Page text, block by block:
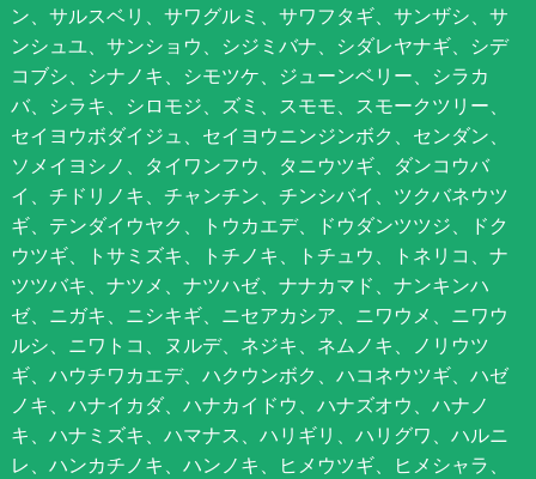
ン、サルスベリ、サワグルミ、サワフタギ、サンザシ、サ
ンシュユ、サンショウ、シジミバナ、シダレヤナギ、シデ
コブシ、シナノキ、シモツケ、ジューンベリー、シラカ
バ、シラキ、シロモジ、ズミ、スモモ、スモークツリー、
セイヨウボダイジュ、セイヨウニンジンボク、センダン、
ソメイヨシノ、タイワンフウ、タニウツギ、ダンコウバ
イ、チドリノキ、チャンチン、チンシバイ、ツクバネウツ
ギ、テンダイウヤク、トウカエデ、ドウダンツツジ、ドク
ウツギ、トサミズキ、トチノキ、トチュウ、トネリコ、ナ
ツツバキ、ナツメ、ナツハゼ、ナナカマド、ナンキンハ
ゼ、ニガキ、ニシキギ、ニセアカシア、ニワウメ、ニワウ
ルシ、ニワトコ、ヌルデ、ネジキ、ネムノキ、ノリウツ
ギ、ハウチワカエデ、ハクウンボク、ハコネウツギ、ハゼ
ノキ、ハナイカダ、ハナカイドウ、ハナズオウ、ハナノ
キ、ハナミズキ、ハマナス、ハリギリ、ハリグワ、ハルニ
レ、ハンカチノキ、ハンノキ、ヒメウツギ、ヒメシャラ、